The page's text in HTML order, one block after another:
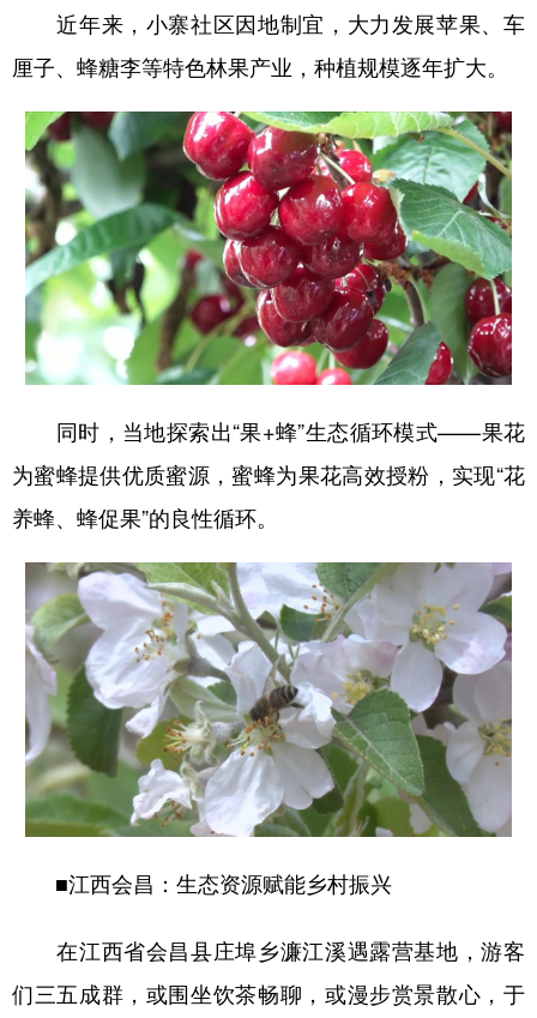
近年来，小寨社区因地制宜，大力发展苹果、车
厘子、蜂糖李等特色林果产业，种植规模逐年扩大。
同时，当地探索出“果+蜂”生态循环模式——果花
为蜜蜂提供优质蜜源，蜜蜂为果花高效授粉，实现“花
养蜂、蜂促果”的良性循环。
■江西会昌：生态资源赋能乡村振兴
在江西省会昌县庄埠乡濂江溪遇露营基地，游客
们三五成群，或围坐饮茶畅聊，或漫步赏景散心，于